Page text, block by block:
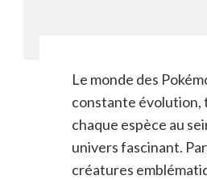
Le monde des
constante évolution,
chaque espèce au
univers fascinant.
créatures